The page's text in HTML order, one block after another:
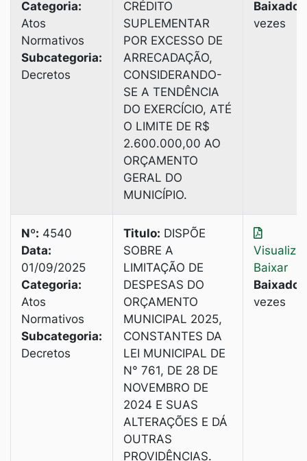
Categoria:
Atos
Normativos
Subcategoria:
Decretos
CRÉDITO
SUPLEMENTAR
POR EXCESSO DE
ARRECADAÇÃO,
CONSIDERANDO-
SE A TENDÊNCIA
DO EXERCÍCIO, ATÉ
O LIMITE DE R$
2.600.000,00 AO
ORÇAMENTO
GERAL DO
MUNICÍPIO.
Baixado:
vezes
Nº: 4540
Data:
01/09/2025
Categoria:
Atos
Normativos
Subcategoria:
Decretos
Titulo: DISPÕE
SOBRE A
LIMITAÇÃO DE
DESPESAS DO
ORÇAMENTO
MUNICIPAL 2025,
CONSTANTES DA
LEI MUNICIPAL DE
N° 761, DE 28 DE
NOVEMBRO DE
2024 E SUAS
ALTERAÇÕES E DÁ
OUTRAS
PROVIDÊNCIAS.
Baixar
Baixado:
vezes